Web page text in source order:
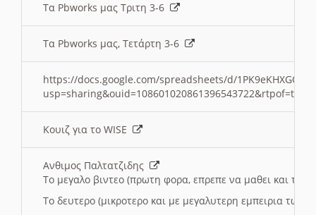
Τα Pbworks μας Τριτη 3-6
Τα Pbworks μας, Τετάρτη 3-6
https://docs.google.com/spreadsheets/d/
Κουιζ για το WISE
Ανθιμος Παλτατζιδης
Το μεγαλο βιντεο (πρωτη φορα, επρεπε να μαθει και το
Το δευτερο (μικροτερο και με μεγαλυτερη εμπειρια